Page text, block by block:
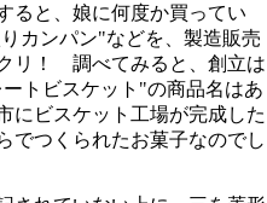
ると、娘に何度か買ってい
カンパン"などを、製造販売
リ！ 調べてみると、創立は
トビスケット"の商品名はあ
にビスケット工場が完成した
でつくられたお菓子なのでし